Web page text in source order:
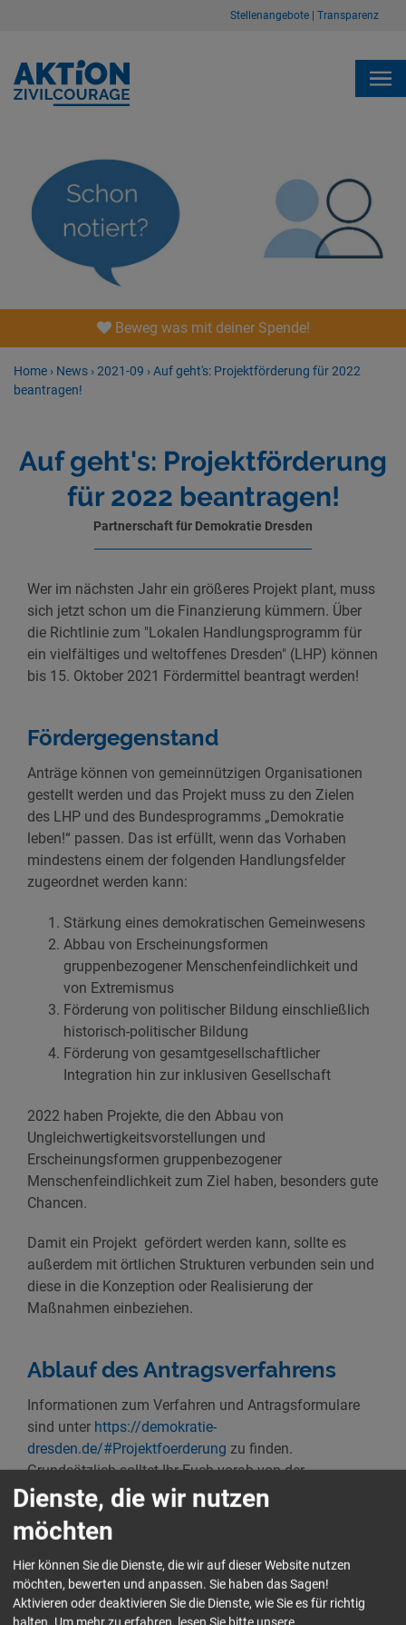
Stellenangebote Transparenz
Beweg was mit deiner Spende!
Home › News ›2021-09 ›Auf geht's: Projektförderung für 2022
beantragen!
Auf geht's: Projektförderung
für 2022 beantragen!
Partnerschaft für Demokratie Dresden
Wer im nächsten Jahr ein größeres Projekt plant, muss
sich jetzt schon um die Finanzierung kümmern. Über
die Richtlinie zum "Lokalen Handlungsprogramm für
ein vielfältiges und weltoffenes Dresden" (LHP) können
bis 15. Oktober 2021 Fördermittel beantragt werden!
Fördergegenstand
Anträge können von gemeinnützigen Organisationen
gestellt werden und das Projekt muss zu den Zielen
des LHP und des Bundesprogramms „Demokratie
leben!“ passen. Das ist erfüllt, wenn das Vorhaben
mindestens einem der folgenden Handlungsfelder
zugeordnet werden kann:
Stärkung eines demokratischen Gemeinwesens
Abbau von Erscheinungsformen
gruppenbezogener Menschenfeindlichkeit und
von Extremismus
Förderung von politischer Bildung einschließlich
historisch-politischer Bildung
Förderung von gesamtgesellschaftlicher
Integration hin zur inklusiven Gesellschaft
2022 haben Projekte, die den Abbau von
Ungleichwertigkeitsvorstellungen und
Erscheinungsformen gruppenbezogener
Menschenfeindlichkeit zum Ziel haben, besonders gute
Chancen.
Damit ein Projekt gefördert werden kann, sollte es
außerdem mit örtlichen Strukturen verbunden sein und
diese in die Konzeption oder Realisierung der
Maßnahmen einbeziehen.
Ablauf des Antragsverfahrens
Informationen zum Verfahren und Antragsformulare
sind unter https://demokratie-
dresden.de/#Projektfoerderung zu finden.
Grundsätzlich solltet Ihr Euch vorab von der
Koordinierungs- und Fachstelle der Partnerschaft für
Demokratie beraten lassen. Idealerweise wendet Ihr
Euch schon einige Wochen vor der Frist an die
Kolleginnen der Fachstelle. Diese sind unter 0351
20298382 und fachstelle-lhp@aktion-zivilcourage.de
zu erreichen. Je früher der Antrag eingereicht wird,
Dienste, die wir nutzen
möchten
Hier können Sie die Dienste, die wir auf dieser Website nutzen
möchten, bewerten und anpassen. Sie haben das Sagen!
Aktivieren oder deaktivieren Sie die Dienste, wie Sie es für richtig